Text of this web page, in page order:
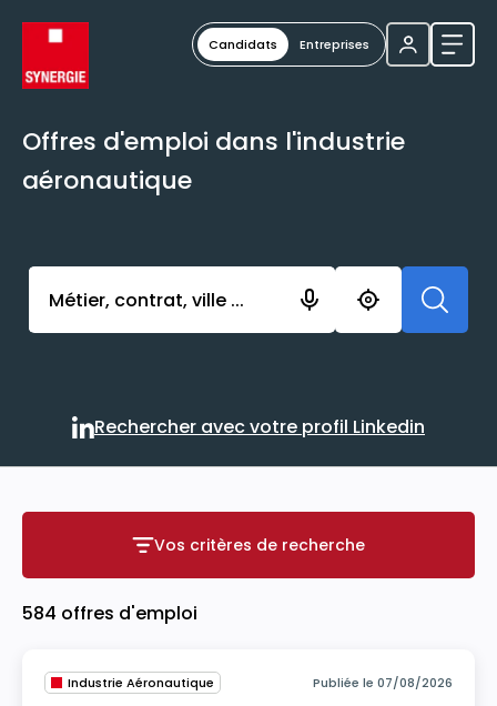
Candidats Entreprises
Offres d'emploi dans l'industrie
aéronautique
Activer l’élément pour lancer l’enregistrement.
Rechercher avec votre
Rechercher avec votre profil Linkedin
Vos critères de recherche
Vos critères de recherche
584 offres d'emploi
Industrie Aéronautique Publiée le 07/08/2026